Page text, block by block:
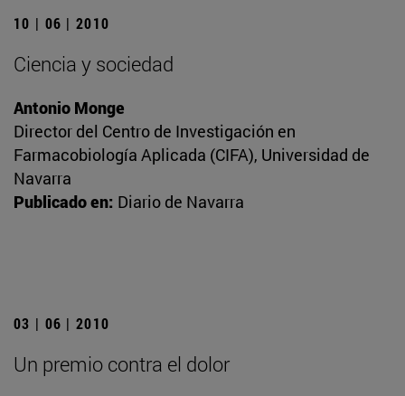
10 | 06 | 2010
Ciencia y sociedad
Antonio Monge
Director del Centro de Investigación en
Farmacobiología Aplicada (CIFA), Universidad de
Navarra
Publicado en: Diario de Navarra
03 | 06 | 2010
Un premio contra el dolor